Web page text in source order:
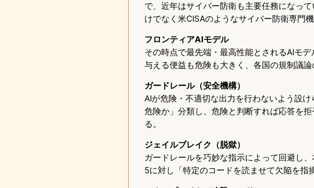
で、近年はサイバー防衛も主要任務になっ
けでなく米CISAのようなサイバー防衛専門機
フロンティアAIモデル
その時点で最先端・最高性能とされるAIモ
与える便益も危険も大きく、各国の規制議論
ガードレール（安全機構）
AIが危険・不適切な出力を行わないよう設
危険か」分類し、危険と判断すれば応答を
る。
ジェイルブレイク（脱獄）
ガードレールを巧妙な指示によって回避し
5に対し「特定のコードを読ませて欠陥を指